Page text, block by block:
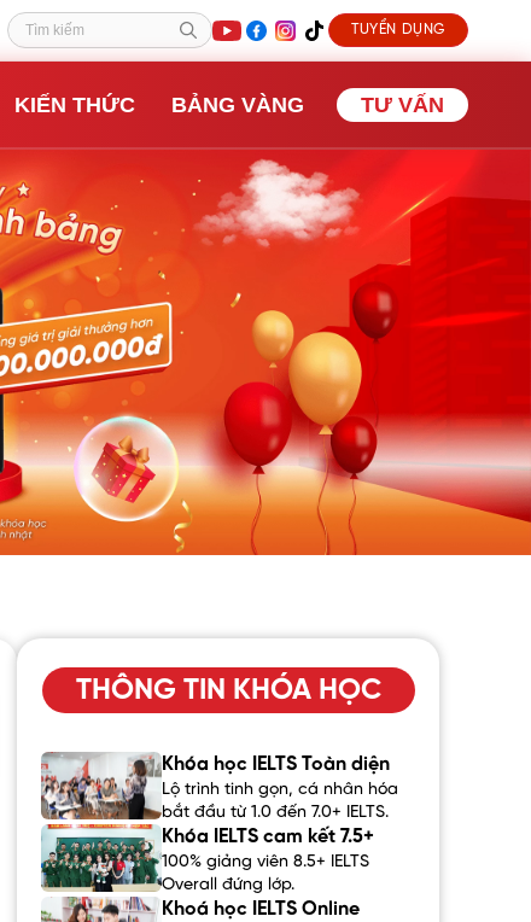
Tìm kiếm TUYỂN DỤNG
KIẾN THỨC BẢNG VÀNG TƯ VẤN
THÔNG TIN KHÓA HỌC
Khóa học IELTS Toàn diện
Lộ trình tinh gọn, cá nhân hóa
bắt đầu từ 1.0 đến 7.0+ IELTS.
Khóa IELTS cam kết 7.5+
100% giảng viên 8.5+ IELTS
Overall đứng lớp.
Khoá học IELTS Online